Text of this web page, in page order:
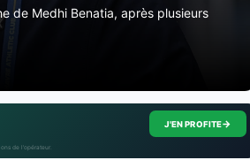
de Medhi Benatia, après plusieurs
J'EN PROFITE→
de l’opérateur.